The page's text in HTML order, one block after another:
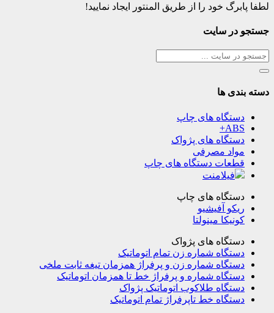
لطفا پابرگ خود را از طریق المنتور ایجاد نمایید!
جستجو در سایت
دسته بندی ها
دستگاه های چاپ
ABS+
دستگاه های پژواک
مواد مصرفی
قطعات دستگاه های چاپ
فیلامنت
دستگاه های چاپ
ریکو آفیشیو
کونیکا مینولتا
دستگاه های پژواک
دستگاه شماره زن تمام اتوماتیک
دستگاه شماره زن و پرفراژ همزمان تیغه ثابت ملخی
دستگاه شماره و پرفراژ خط تا همزمان اتوماتیک
دستگاه طلاکوب اتوماتیک پژواک
دستگاه خط تاپرفراژ تمام اتوماتیک